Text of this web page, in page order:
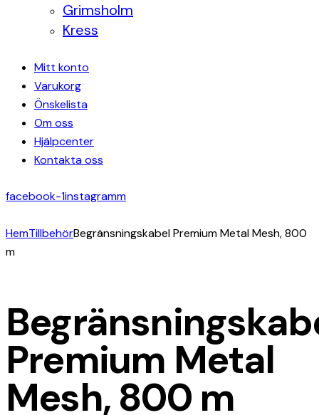
Grimsholm
Kress
Mitt konto
Varukorg
Önskelista
Om oss
Hjälpcenter
Kontakta oss
facebook-1instagramm
HemTillbehörBegränsningskabel Premium Metal Mesh, 800
m
Premium Metal
Mesh, 800 m